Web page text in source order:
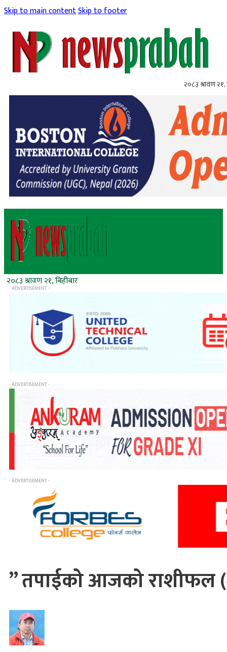
Skip to main contentSkip to footer
२०८३ श्रावण २१,
२०८३ श्रावण २१, बिहीबार
- ADVERTISEMENT -
- ADVERTISEMENT -
- ADVERTISEMENT -
” तपाईको आजको राशीफल